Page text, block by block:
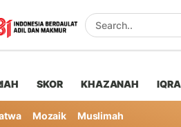
SKOR KHAZANAH IQRA
Mozaik Muslimah